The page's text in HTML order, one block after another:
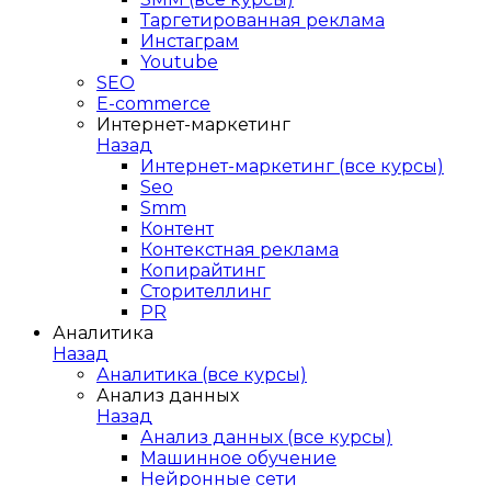
Таргетированная реклама
Инстаграм
Youtube
SEO
E-сommerce
Интернет-маркетинг
Назад
Интернет-маркетинг (все курсы)
Seo
Smm
Контент
Контекстная реклама
Копирайтинг
Сторителлинг
PR
Аналитика
Назад
Аналитика (все курсы)
Анализ данных
Назад
Анализ данных (все курсы)
Машинное обучение
Нейронные сети